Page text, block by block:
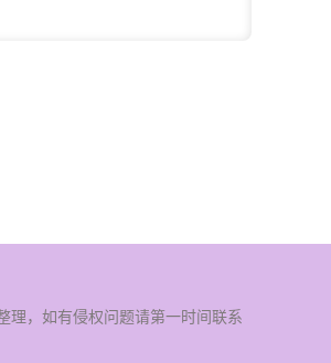
理，如有侵权问题请第一时间联系